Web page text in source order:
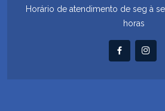
Horário de atendimento de seg à
horas